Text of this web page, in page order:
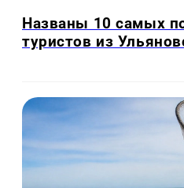
Названы 10 самых
туристов из